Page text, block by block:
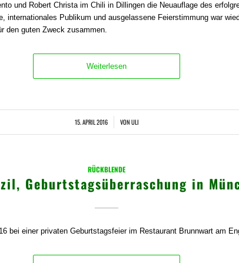
und Robert Christa im Chili in Dillingen die Neuauflage des
internationales Publikum und ausgelassene Feierstimmung war
den guten Zweck zusammen.
Weiterlesen
15. APRIL 2016
/ VONULI
RÜCKBLENDE
Geburtstagsüberraschung in
bei einer privaten Geburtstagsfeier im Restaurant Brunnwart am